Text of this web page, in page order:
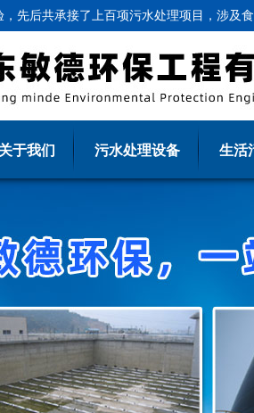
先后共承接了上百项污水处理项目，涉及
关于我们 污水处理设备 生活